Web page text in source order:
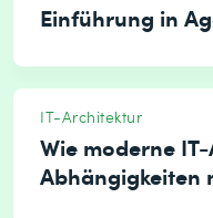
Einführung in
IT-Architektur
Wie moderne
Abhängigkeiten